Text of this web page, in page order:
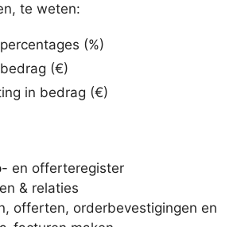
te weten:
(%)
(€)
in bedrag (€)
en offerteregister
& relaties
offerten, orderbevestigingen en